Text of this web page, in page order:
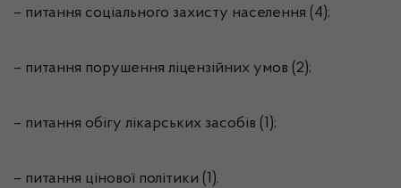
– питання соціального захисту населення (4);
– питання порушення ліцензійних умов (2);
– питання обігу лікарських засобів (1);
– питання цінової політики (1).